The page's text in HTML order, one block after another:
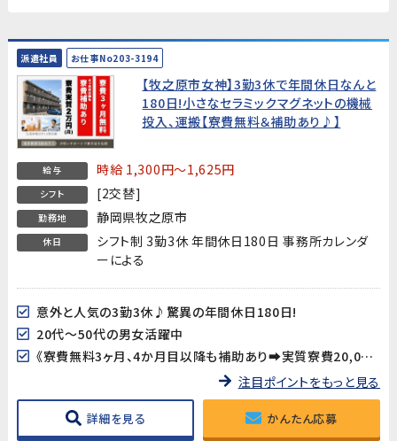
派遣社員 お仕事No203-3194
【牧之原市女神】3勤3休で年間休日なんと
180日!小さなセラミックマグネットの機械
投入、運搬【寮費無料＆補助あり♪】
給与 時給 1,300円～1,625円
シフト [2交替]
勤務地 静岡県牧之原市
休日
シフト制 3勤3休 年間休日180日 事務所カレンダ
ーによる
意外と人気の3勤3休♪驚異の年間休日180日!
20代～50代の男女活躍中
《寮費無料3ヶ月、4か月目以降も補助あり➡実質寮費20,000円/月》
注目ポイントをもっと見る
詳細を見る かんたん応募